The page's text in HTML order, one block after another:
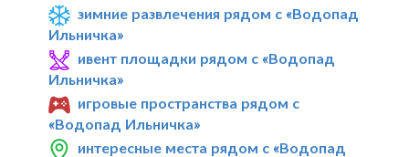
зимние развлечения рядом с «Водопад
Ильничка»
ивент площадки рядом с «Водопад
Ильничка»
игровые пространства рядом с
«Водопад Ильничка»
интересные места рядом с «Водопад